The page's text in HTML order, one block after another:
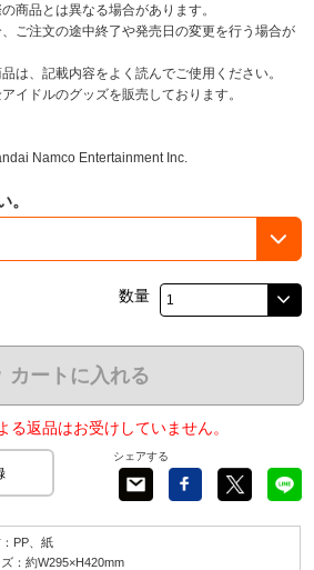
ールアイドル同好会
!!
商品とは異なる場合があります。
ご注文の途中終了や発売日の変更を行う場合が
は、記載内容をよく読んでご使用ください。
イドルのグッズを販売しております。
Namco Entertainment Inc.
。
数量
カートに入れる
る返品はお受けしていません。
シェアする
PP、紙
：約W295×H420mm